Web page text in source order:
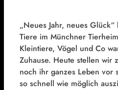
„Neues Jahr, neues
Tiere im Münchner
Kleintiere, Vögel und Co
Zuhause. Heute stellen wir
noch ihr ganzes Leben vor
so schnell wie möglich